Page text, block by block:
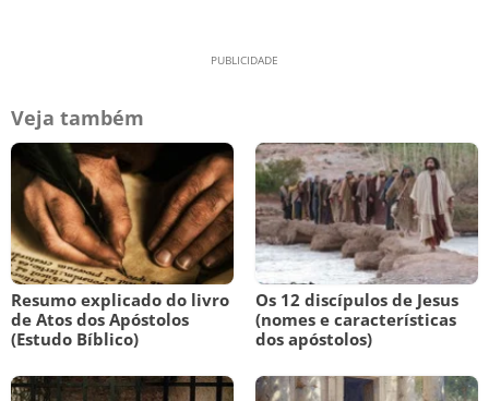
Veja também
Resumo explicado do livro
de Atos dos Apóstolos
(Estudo Bíblico)
Os 12 discípulos de Jesus
(nomes e características
dos apóstolos)